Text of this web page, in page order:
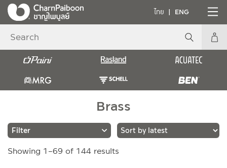
ไทย ENG
Brass
Brands
Showing 1–69 of 144 results